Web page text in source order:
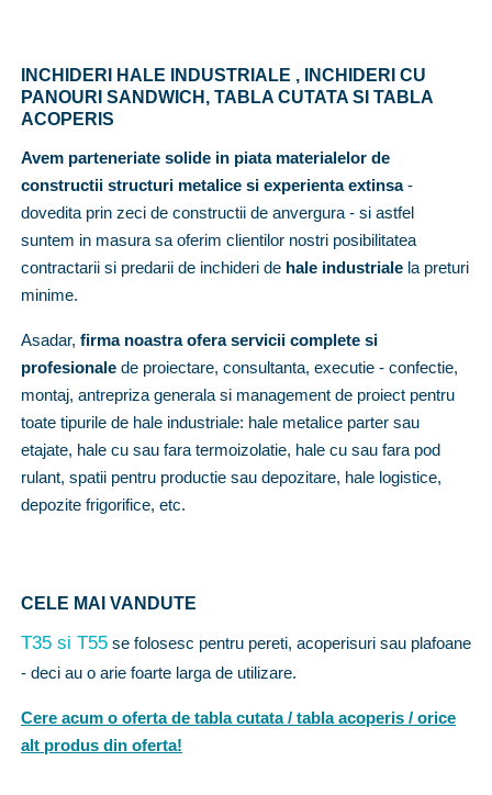
INCHIDERI HALE INDUSTRIALE , INCHIDERI CU
PANOURI SANDWICH, TABLA CUTATA SI TABLA
ACOPERIS
Avem parteneriate solide in piata materialelor de
constructii structuri metalice si experienta extinsa-
dovedita prin zeci de constructii de anvergura - si astfel
suntem in masura sa oferim clientilor nostri posibilitatea
contractarii si predarii de inchideri de hale industriale la preturi
minime.
Asadar, firma noastra ofera servicii complete si
profesionale de proiectare, consultanta, executie - confectie,
montaj, antrepriza generala si management de proiect pentru
toate tipurile de hale industriale: hale metalice parter sau
etajate, hale cu sau fara termoizolatie, hale cu sau fara pod
rulant, spatii pentru productie sau depozitare, hale logistice,
depozite frigorifice, etc.
CELE MAI VANDUTE
T35 si T55 se folosesc pentru pereti, acoperisuri sau plafoane
- deci au o arie foarte larga de utilizare.
Cere acum o oferta de tabla cutata / tabla acoperis / orice
alt produs din oferta!